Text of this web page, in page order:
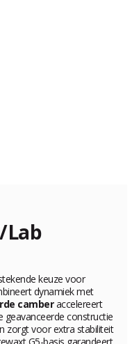
Lab
keuze voor
dynamiek met
camberaccelereert
geavanceerde constructie
zorgt voor extra stabiliteit